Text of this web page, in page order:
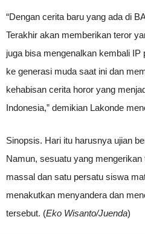
“Dengan cerita baru yang ada di
Terakhir akan memberikan teror
juga bisa mengenalkan kembali
ke generasi muda saat ini dan
kehabisan cerita horor yang
Indonesia,” demikian Lakonde
Sinopsis. Hari itu harusnya ujian
Namun, sesuatu yang
massal dan satu persatu siswa
menakutkan menyandera dan
tersebut. (Eko Wisanto/Juenda)